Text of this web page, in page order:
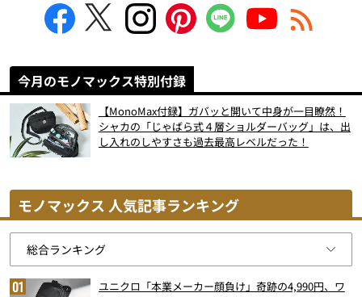
今月のモノマックス特別付録
【MonoMax付録】ガバッと開いて中身が一目瞭然！
シャカの「じゃばら式４層ショルダーバッグ」は、出
し入れのしやすさも過去最高レベルだった！
モノマックス 人気記事ランキング
ユニクロ「本業メーカー顔負け」奇跡の4,990円、ワ